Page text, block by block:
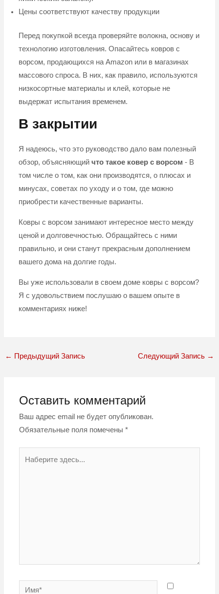
Цены соответствуют качеству продукции
Перед покупкой всегда проверяйте волокна, основу и
технологию изготовления. Опасайтесь ковров с
ворсом, продающихся на Amazon или в магазинах
массового спроса. В них, как правило, используются
низкосортные материалы и клей, которые не
выдержат испытания временем.
В закрытии
Я надеюсь, что это руководство дало вам полезный
обзор, объясняющий что такое ковер с ворсом - В
том числе о том, как они производятся, о плюсах и
минусах, советах по уходу и о том, где можно
приобрести качественные варианты.
Ковры с ворсом занимают интересное место между
ценой и долговечностью. Обращайтесь с ними
правильно, и они станут прекрасным дополнением
вашего дома на долгие годы.
Вы уже использовали в своем доме ковры с ворсом?
Я с удовольствием послушаю о вашем опыте в
комментариях ниже!
← Предыдущий Запись Следующий Запись →
Оставить комментарий
Ваш адрес email не будет опубликован.
Обязательные поля помечены*
Имя*